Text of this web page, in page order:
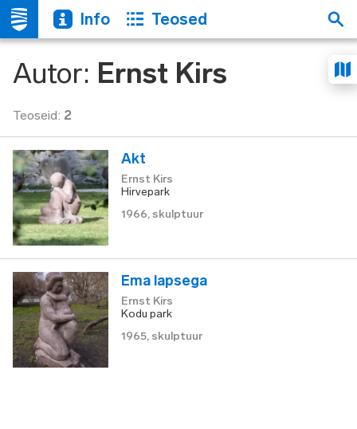
Info Teosed
Autor: Ernst Kirs
Teoseid: 2
Akt
Ernst Kirs
Hirvepark
1966, skulptuur
Ema lapsega
Ernst Kirs
Kodu park
1965, skulptuur